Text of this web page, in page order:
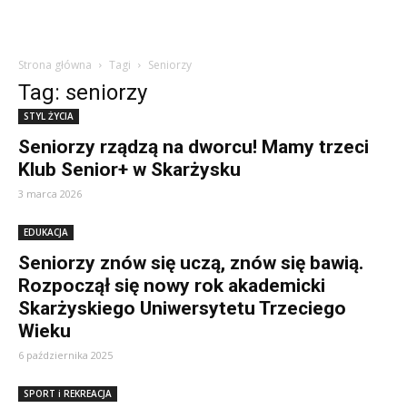
Strona główna Tagi Seniorzy
Tag: seniorzy
STYL ŻYCIA
Seniorzy rządzą na dworcu! Mamy trzeci
Klub Senior+ w Skarżysku
3 marca 2026
EDUKACJA
Seniorzy znów się uczą, znów się bawią.
Rozpoczął się nowy rok akademicki
Skarżyskiego Uniwersytetu Trzeciego
Wieku
6 października 2025
SPORT i REKREACJA